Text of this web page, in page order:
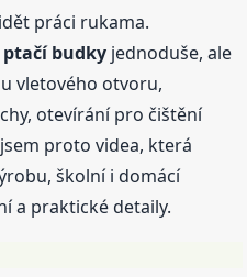
práci rukama.
budky jednoduše, ale
vletového otvoru,
otevírání pro čištění
proto videa, která
školní i domácí
a praktické detaily.